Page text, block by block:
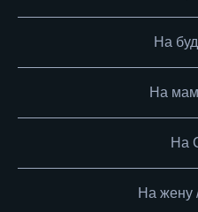
На
На
На
На жену